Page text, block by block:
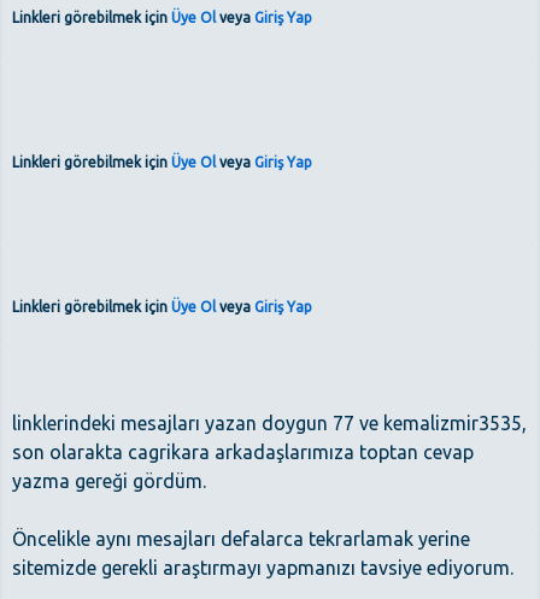
Linkleri görebilmek için Üye Olveya Giriş Yap
Linkleri görebilmek için Üye Olveya Giriş Yap
Linkleri görebilmek için Üye Olveya Giriş Yap
linklerindeki mesajları yazan doygun 77 ve kemalizmir3535,
son olarakta cagrikara arkadaşlarımıza toptan cevap
yazma gereği gördüm.
Öncelikle aynı mesajları defalarca tekrarlamak yerine
sitemizde gerekli araştırmayı yapmanızı tavsiye ediyorum.